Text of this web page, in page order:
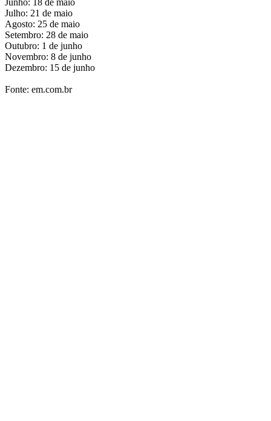
Julho: 21 de maio
Agosto: 25 de maio
Setembro: 28 de maio
Outubro: 1 de junho
Novembro: 8 de junho
Dezembro: 15 de junho
Fonte: em.com.br